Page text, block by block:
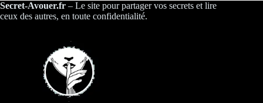
Secret-Avouer.fr – Le site pour partager vos secrets et lire
ceux des autres, en toute confidentialité.